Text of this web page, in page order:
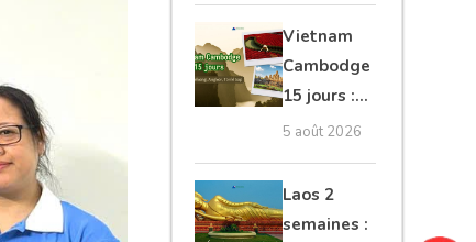
secret &
Mékong
Vietnam
Cambodge
15 jours :
Hanoi,
Angkor,
Tonlé Sap
5 août 2026
Laos 2
semaines :